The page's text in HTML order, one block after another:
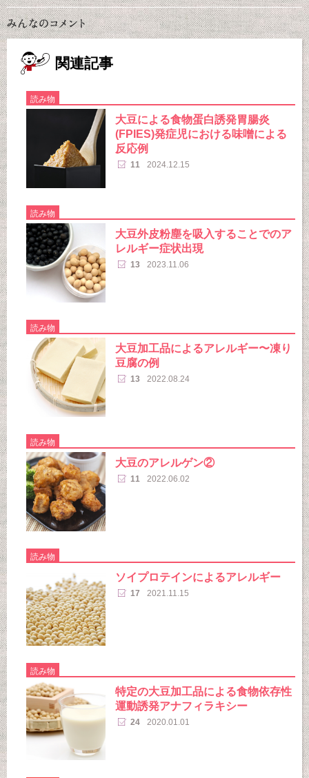
関連記事
読み物
大豆による食物蛋白誘発胃腸炎
(FPIES)発症児における味噌による
反応例
11 2024.12.15
読み物
大豆外皮粉塵を吸入することでのア
レルギー症状出現
13 2023.11.06
読み物
大豆加工品によるアレルギー〜凍り
豆腐の例
13 2022.08.24
読み物
大豆のアレルゲン②
11 2022.06.02
読み物
ソイプロテインによるアレルギー
17 2021.11.15
読み物
特定の大豆加工品による食物依存性
運動誘発アナフィラキシー
24 2020.01.01